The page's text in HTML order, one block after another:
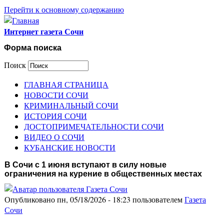
Перейти к основному содержанию
Интернет газета Сочи
Форма поиска
Поиск
ГЛАВНАЯ СТРАНИЦА
НОВОСТИ СОЧИ
КРИМИНАЛЬНЫЙ СОЧИ
ИСТОРИЯ СОЧИ
ДОСТОПРИМЕЧАТЕЛЬНОСТИ СОЧИ
ВИДЕО О СОЧИ
КУБАНСКИЕ НОВОСТИ
В Сочи с 1 июня вступают в силу новые
ограничения на курение в общественных местах
Опубликовано пн, 05/18/2026 - 18:23 пользователемГазета
Сочи